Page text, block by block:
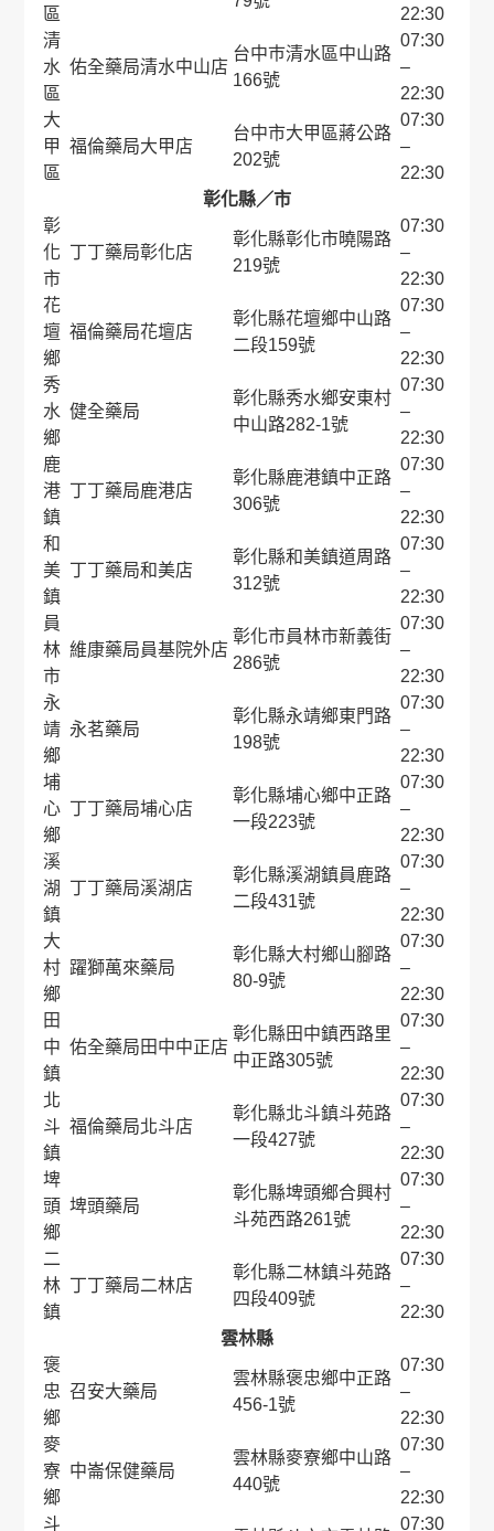
區
22:30
清
水
區
佑全藥局清水中山店
台中巿清水區中山路
166號
07:30
–
22:30
大
甲
區
福倫藥局大甲店
台中市大甲區蔣公路
202號
07:30
–
22:30
彰化縣／市
彰
化
市
丁丁藥局彰化店
彰化縣彰化市曉陽路
219號
07:30
–
22:30
花
壇
鄉
福倫藥局花壇店
彰化縣花壇鄉中山路
二段159號
07:30
–
22:30
秀
水
鄉
健全藥局
彰化縣秀水鄉安東村
中山路282-1號
07:30
–
22:30
鹿
港
鎮
丁丁藥局鹿港店
彰化縣鹿港鎮中正路
306號
07:30
–
22:30
和
美
鎮
丁丁藥局和美店
彰化縣和美鎮道周路
312號
07:30
–
22:30
員
林
市
維康藥局員基院外店
彰化市員林市新義街
286號
07:30
–
22:30
永
靖
鄉
永茗藥局
彰化縣永靖鄉東門路
198號
07:30
–
22:30
埔
心
鄉
丁丁藥局埔心店
彰化縣埔心鄉中正路
一段223號
07:30
–
22:30
溪
湖
鎮
丁丁藥局溪湖店
彰化縣溪湖鎮員鹿路
二段431號
07:30
–
22:30
大
村
鄉
躍獅萬來藥局
彰化縣大村鄉山腳路
80-9號
07:30
–
22:30
田
中
鎮
佑全藥局田中中正店
彰化縣田中鎮西路里
中正路305號
07:30
–
22:30
北
斗
鎮
福倫藥局北斗店
彰化縣北斗鎮斗苑路
一段427號
07:30
–
22:30
埤
頭
鄉
埤頭藥局
彰化縣埤頭鄉合興村
斗苑西路261號
07:30
–
22:30
二
林
鎮
丁丁藥局二林店
彰化縣二林鎮斗苑路
四段409號
07:30
–
22:30
雲林縣
褒
忠
鄉
召安大藥局
雲林縣褒忠鄉中正路
456-1號
07:30
–
22:30
麥
寮
鄉
中崙保健藥局
雲林縣麥寮鄉中山路
440號
07:30
–
22:30
斗
07:30